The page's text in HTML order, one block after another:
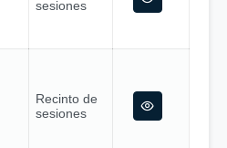
sesiones
Recinto de
sesiones